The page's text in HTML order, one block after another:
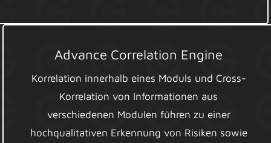
Advance Correlation Engine
Korrelation innerhalb eines Moduls und Cross-
Korrelation von Informationen aus
verschiedenen Modulen führen zu einer
hochqualitativen Erkennung von Risiken sowie